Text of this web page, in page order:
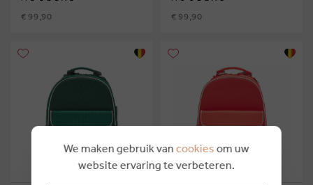
€ 99,90 € 99,90
We maken gebruik van cookies om uw
website ervaring te verbeteren.